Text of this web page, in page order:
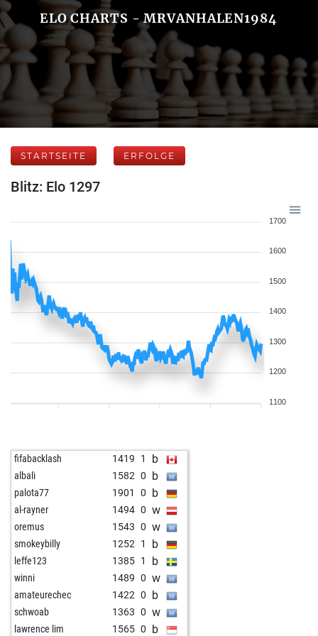
ELO CHARTS - MRVANHALEN1984
STARTSEITE ERFOLGE
Blitz: Elo 1297
1700
1600
1500
1400
1300
1200
1100
fifabacklash 1419 1 b
albali 1582 0 b
palota77 1901 0 b
al-rayner 1494 0 w
oremus 1543 0 w
smokeybilly 1252 1 b
leffe123 1385 1 b
winni 1489 0 w
amateurechec 1422 0 b
schwoab 1363 0 w
lawrence lim 1565 0 b